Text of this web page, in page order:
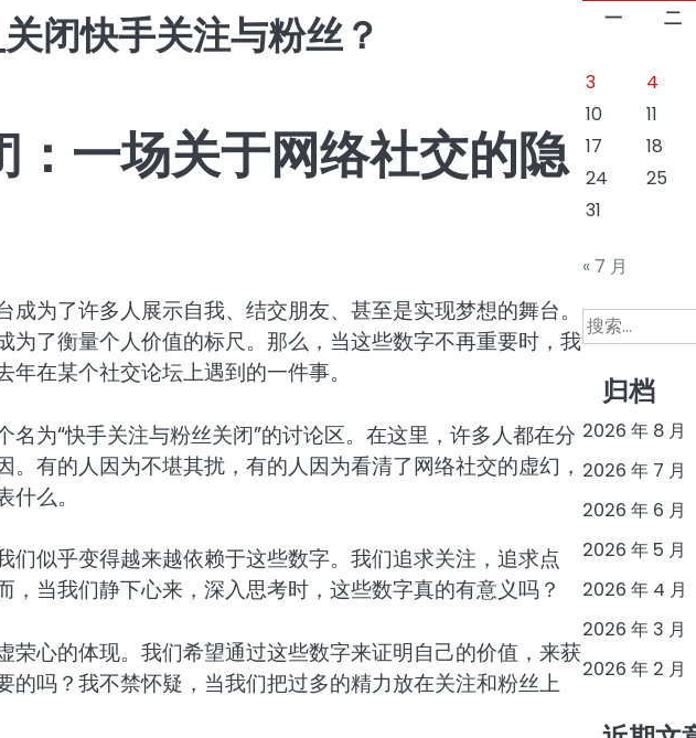
闭快手关注与粉丝？
一场关于网络社交的隐
为了许多人展示自我、结交朋友、甚至是实现梦想的舞台。
了衡量个人价值的标尺。那么，当这些数字不再重要时，我
在某个社交论坛上遇到的一件事。
为“快手关注与粉丝关闭”的讨论区。在这里，许多人都在分
有的人因为不堪其扰，有的人因为看清了网络社交的虚幻，
么。
似乎变得越来越依赖于这些数字。我们追求关注，追求点
当我们静下心来，深入思考时，这些数字真的有意义吗？
心的体现。我们希望通过这些数字来证明自己的价值，来获
吗？我不禁怀疑，当我们把过多的精力放在关注和粉丝上
一
二
3
4
10
11
17
18
24
25
31
« 7 月
搜
索：
归档
2026 年 8 月
2026 年 7 月
2026 年 6 月
2026 年 5 月
2026 年 4 月
2026 年 3 月
2026 年 2 月